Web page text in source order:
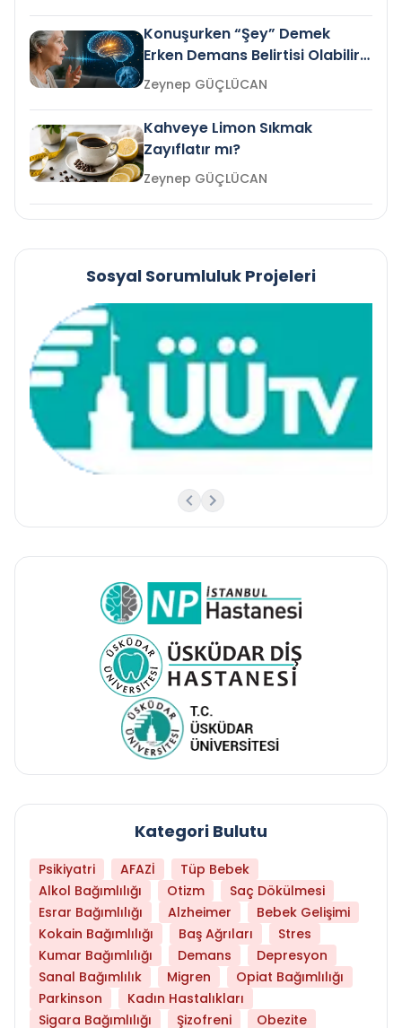
Konuşurken “Şey” Demek
Erken Demans Belirtisi Olabilir
mi?
Zeynep GÜÇLÜCAN
Kahveye Limon Sıkmak
Zayıflatır mı?
Zeynep GÜÇLÜCAN
Sosyal Sorumluluk Projeleri
Kategori Bulutu
Psikiyatri AFAZİ
Tüp Bebek
Alkol Bağımlılığı
Otizm
Saç Dökülmesi
Esrar Bağımlılığı
Alzheimer
Bebek Gelişimi
Kokain Bağımlılığı
Baş Ağrıları
Stres
Kumar Bağımlılığı
Demans
Depresyon
Sanal Bağımlılık
Migren
Opiat Bağımlılığı
Parkinson
Kadın Hastalıkları
Sigara Bağımlılığı
Şizofreni Obezite